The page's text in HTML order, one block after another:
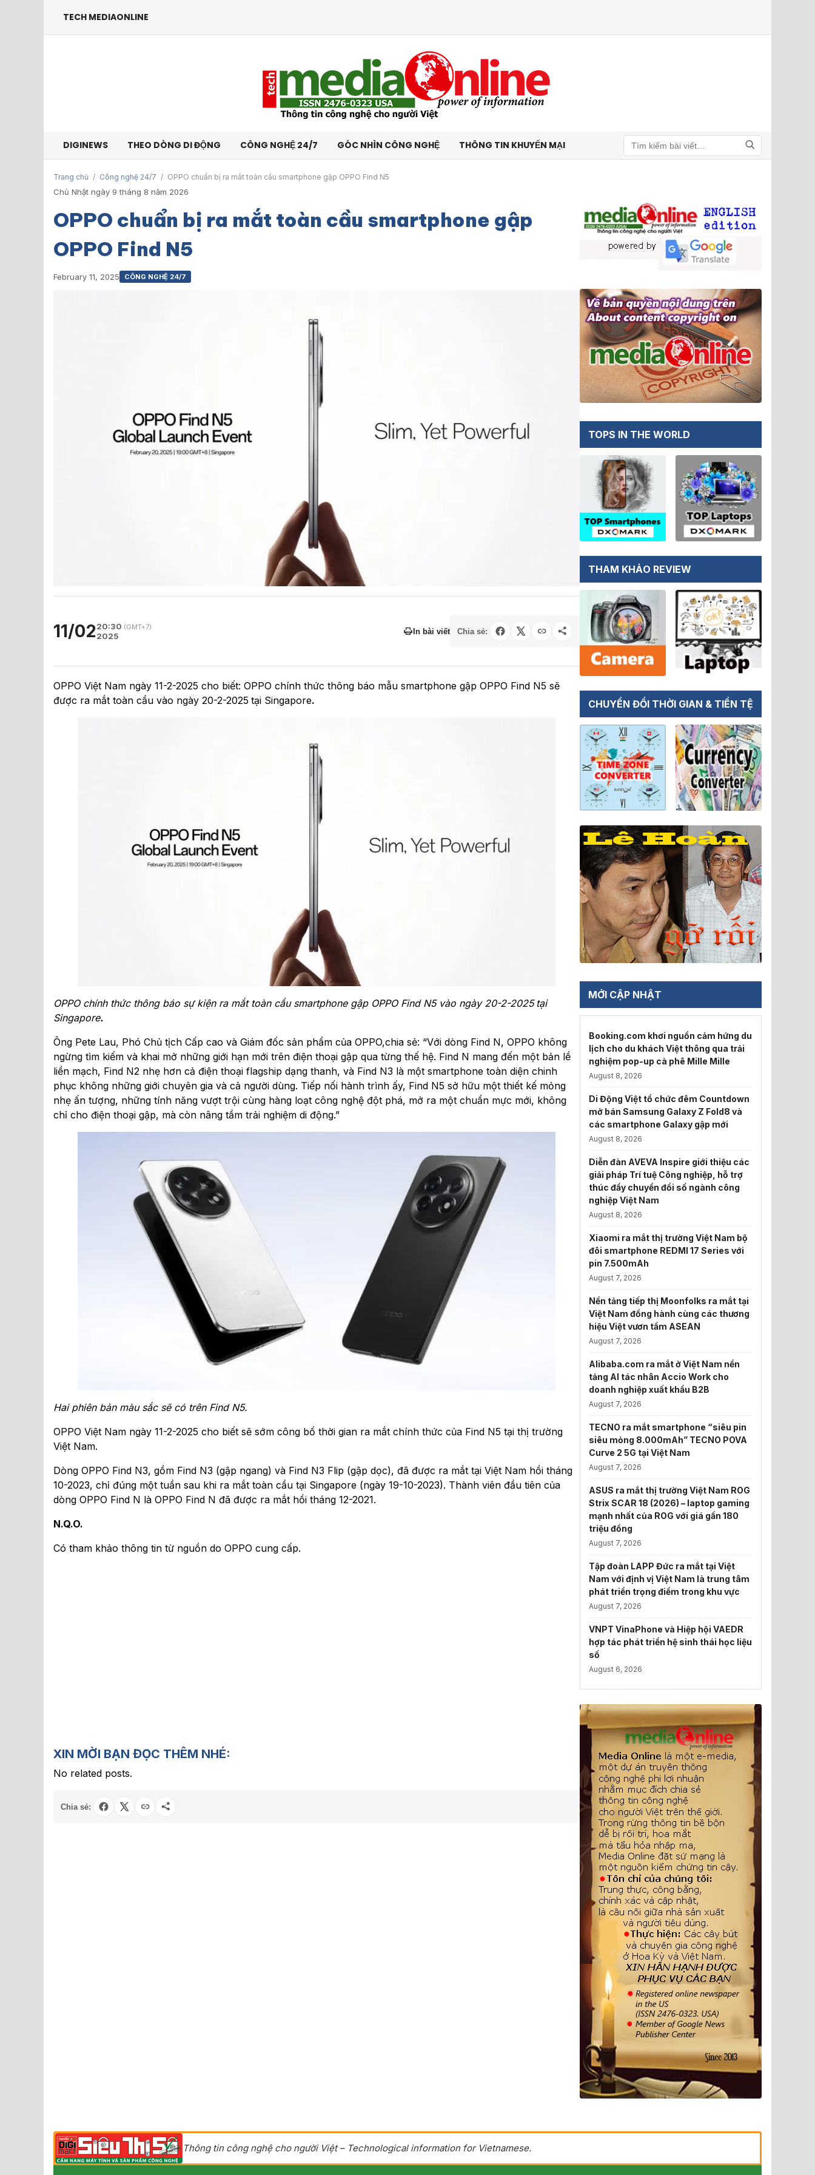
TECH MEDIAONLINE
DIGINEWS THEO DÒNG DI ĐỘNG CÔNG NGHỆ 24/7 GÓC NHÌN CÔNG NGHỆ THÔNG TIN KHUYẾN MẠI
Tìm kiếm
Trang chủ / Công nghệ 24/7 / OPPO chuẩn bị ra mắt toàn cầu smartphone gập OPPO Find N5
Chủ Nhật ngày 9 tháng 8 năm 2026
OPPO chuẩn bị ra mắt toàn cầu smartphone gập
OPPO Find N5
February 11, 2025 CÔNG NGHỆ 24/7
11/0220:30 (GMT+7)
2025 In bài viết Chia sẻ:
OPPO Việt Nam ngày 11-2-2025 cho biết: OPPO chính thức thông báo mẫu smartphone gập OPPO Find N5 sẽ
được ra mắt toàn cầu vào ngày 20-2-2025 tại Singapore.
OPPO chính thức thông báo sự kiện ra mắt toàn cầu smartphone gập OPPO Find N5 vào ngày 20-2-2025 tại
Singapore.
Ông Pete Lau, Phó Chủ tịch Cấp cao và Giám đốc sản phẩm của OPPO,chia sẻ: “Với dòng Find N, OPPO không
ngừng tìm kiếm và khai mở những giới hạn mới trên điện thoại gập qua từng thế hệ. Find N mang đến một bản lề
liền mạch, Find N2 nhẹ hơn cả điện thoại flagship dạng thanh, và Find N3 là một smartphone toàn diện chinh
phục không những giới chuyên gia và cả người dùng. Tiếp nối hành trình ấy, Find N5 sở hữu một thiết kế mỏng
nhẹ ấn tượng, những tính năng vượt trội cùng hàng loạt công nghệ đột phá, mở ra một chuẩn mực mới, không
chỉ cho điện thoại gập, mà còn nâng tầm trải nghiệm di động.”
Hai phiên bản màu sắc sẽ có trên Find N5.
OPPO Việt Nam ngày 11-2-2025 cho biết sẽ sớm công bố thời gian ra mắt chính thức của Find N5 tại thị trường
Việt Nam.
Dòng OPPO Find N3, gồm Find N3 (gập ngang) và Find N3 Flip (gập dọc), đã được ra mắt tại Việt Nam hồi tháng
10-2023, chỉ đúng một tuần sau khi ra mắt toàn cầu tại Singapore (ngày 19-10-2023). Thành viên đầu tiên của
dòng OPPO Find N là OPPO Find N đã được ra mắt hồi tháng 12-2021.
N.Q.O.
Có tham khảo thông tin từ nguồn do OPPO cung cấp.
XIN MỜI BẠN ĐỌC THÊM NHÉ:
No related posts.
Chia sẻ:
TOPS IN THE WORLD
THAM KHẢO REVIEW
CHUYỂN ĐỔI THỜI GIAN & TIỀN TỆ
MỚI CẬP NHẬT
Booking.com khơi nguồn cảm hứng du
lịch cho du khách Việt thông qua trải
nghiệm pop-up cà phê Mille Mille
August 8, 2026
Di Động Việt tổ chức đêm Countdown
mở bán Samsung Galaxy Z Fold8 và
các smartphone Galaxy gập mới
August 8, 2026
Diễn đàn AVEVA Inspire giới thiệu các
giải pháp Trí tuệ Công nghiệp, hỗ trợ
thúc đẩy chuyển đổi số ngành công
nghiệp Việt Nam
August 8, 2026
Xiaomi ra mắt thị trường Việt Nam bộ
đôi smartphone REDMI 17 Series với
pin 7.500mAh
August 7, 2026
Nền tảng tiếp thị Moonfolks ra mắt tại
Việt Nam đồng hành cùng các thương
hiệu Việt vươn tầm ASEAN
August 7, 2026
Alibaba.com ra mắt ở Việt Nam nền
tảng AI tác nhân Accio Work cho
doanh nghiệp xuất khẩu B2B
August 7, 2026
TECNO ra mắt smartphone “siêu pin
siêu mỏng 8.000mAh” TECNO POVA
Curve 2 5G tại Việt Nam
August 7, 2026
ASUS ra mắt thị trường Việt Nam ROG
Strix SCAR 18 (2026) – laptop gaming
mạnh nhất của ROG với giá gần 180
triệu đồng
August 7, 2026
Tập đoàn LAPP Đức ra mắt tại Việt
Nam với định vị Việt Nam là trung tâm
phát triển trọng điểm trong khu vực
August 7, 2026
VNPT VinaPhone và Hiệp hội VAEDR
hợp tác phát triển hệ sinh thái học liệu
số
August 6, 2026
Thông tin công nghệ cho người Việt – Technological information for Vietnamese.